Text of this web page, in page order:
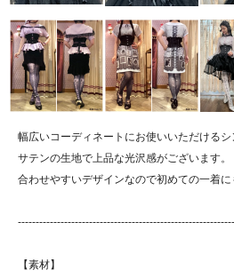
幅広いコーディネートにお使いいただけるシ
サテンの生地で上品な光沢感がございます。
合わせやすいデザインなので初めての一着に
【素材】